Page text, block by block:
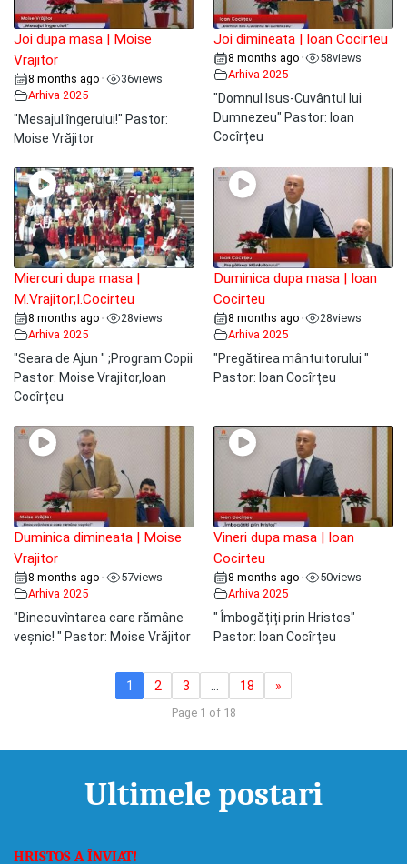
Joi dupa masa | Moise
Vrajitor
8 months ago • 36views
Arhiva 2025
"Mesajul îngerului!" Pastor:
Moise Vrăjitor
Joi dimineata | Ioan Cocirteu
8 months ago • 58views
Arhiva 2025
"Domnul Isus-Cuvântul lui
Dumnezeu" Pastor: Ioan
Cocîrțeu
Miercuri dupa masa |
M.Vrajitor;I.Cocirteu
8 months ago • 28views
Arhiva 2025
"Seara de Ajun " ;Program Copii
Pastor: Moise Vrajitor,Ioan
Cocîrțeu
Duminica dupa masa | Ioan
Cocirteu
8 months ago • 28views
Arhiva 2025
"Pregătirea mântuitorului "
Pastor: Ioan Cocîrțeu
Duminica dimineata | Moise
Vrajitor
8 months ago • 57views
Arhiva 2025
"Binecuvîntarea care rămâne
veșnic! " Pastor: Moise Vrăjitor
Vineri dupa masa | Ioan
Cocirteu
8 months ago • 50views
Arhiva 2025
" Îmbogățiți prin Hristos"
Pastor: Ioan Cocîrțeu
1 2 3 18 »
Page 1 of 18
Ultimele postari
HRISTOS A ÎNVIAT!